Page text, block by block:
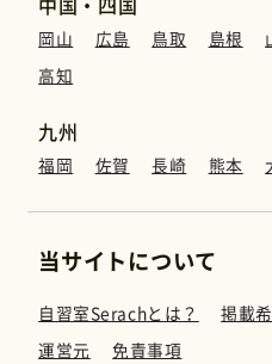
岡山 広島 鳥取 島根
高知
九州
福岡 佐賀 長崎 熊本
当サイトについて
自習室Serachとは？ 掲載
運営元
免責事項